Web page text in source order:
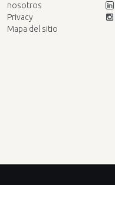
nosotros
Privacy
Mapa del sitio